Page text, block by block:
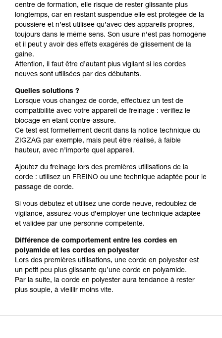
centre de formation, elle risque de rester glissante plus
longtemps, car en restant suspendue elle est protégée de la
poussière et n’est utilisée qu’avec des appareils propres,
toujours dans le même sens. Son usure n’est pas homogène
et il peut y avoir des effets exagérés de glissement de la
gaine.
Attention, il faut être d’autant plus vigilant si les cordes
neuves sont utilisées par des débutants.
Quelles solutions ?
Lorsque vous changez de corde, effectuez un test de
compatibilité avec votre appareil de freinage : vérifiez le
blocage en étant contre-assuré.
Ce test est formellement décrit dans la notice technique du
ZIGZAG par exemple, mais peut être réalisé, à faible
hauteur, avec n’importe quel appareil.
Ajoutez du freinage lors des premières utilisations de la
corde : utilisez un FREINO ou une technique adaptée pour le
passage de corde.
Si vous débutez et utilisez une corde neuve, redoublez de
vigilance, assurez-vous d’employer une technique adaptée
et validée par une personne compétente.
Différence de comportement entre les cordes en
polyamide et les cordes en polyester
Lors des premières utilisations, une corde en polyester est
un petit peu plus glissante qu’une corde en polyamide.
Par la suite, la corde en polyester aura tendance à rester
plus souple, à vieillir moins vite.